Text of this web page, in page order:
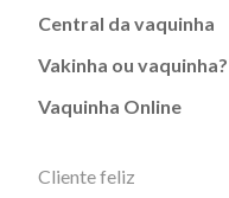
Central da vaquinha
Vakinha ou vaquinha?
Vaquinha Online
Cliente feliz